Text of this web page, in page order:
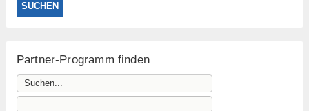
Partner-Programm finden